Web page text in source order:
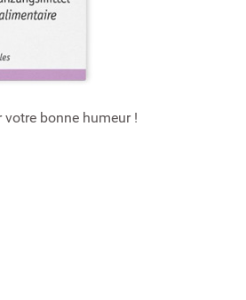
votre bonne humeur !